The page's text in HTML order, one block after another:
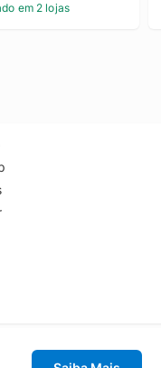
em 2 lojas